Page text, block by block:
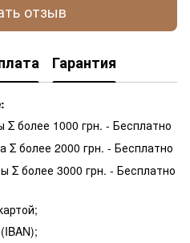
отзыв
Гарантия
более 1000 грн. - Бесплатно
Σ более 2000 грн. - Бесплатно
Σ более 3000 грн. - Бесплатно